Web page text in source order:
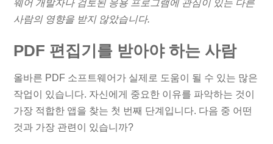
웨어 개발자나 검토된 응용 프로그램에 관심이 있는 다른
사람의 영향을 받지 않았습니다.
PDF 편집기를 받아야 하는 사람
올바른 PDF 소프트웨어가 실제로 도움이 될 수 있는 많은
작업이 있습니다. 자신에게 중요한 이유를 파악하는 것이
가장 적합한 앱을 찾는 첫 번째 단계입니다. 다음 중 어떤
것과 가장 관련이 있습니까?